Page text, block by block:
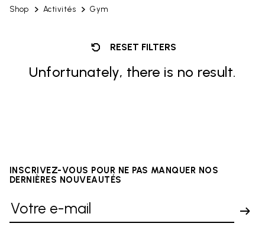
Shop Activités Gym
RESET FILTERS
Unfortunately, there is no result.
INSCRIVEZ-VOUS POUR NE PAS MANQUER NOS
DERNIÈRES NOUVEAUTÉS